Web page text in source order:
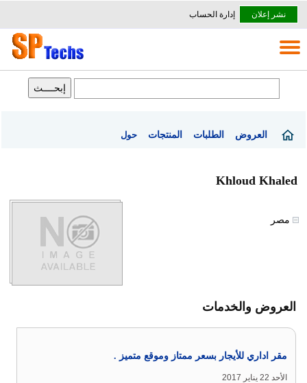
نشر إعلان إدارة الحساب
العروض الطلبات المنتجات حول
Khloud Khaled
مصر
العروض والخدمات
مقر اداري للأيجار بسعر ممتاز وموقع متميز .
الأحد 22 يناير 2017